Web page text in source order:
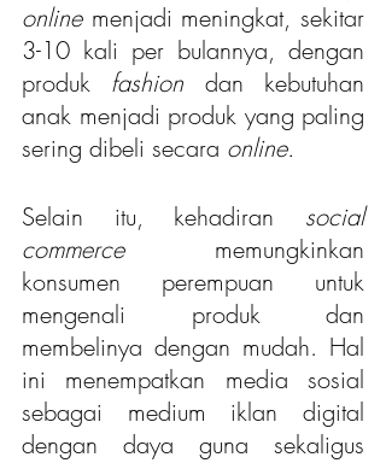
online menjadi meningkat, sekitar
3-10 kali per bulannya, dengan
produk fashion dan kebutuhan
anak menjadi produk yang paling
sering dibeli secara online.
Selain itu, kehadiran social
commerce memungkinkan
konsumen perempuan untuk
mengenali produk dan
membelinya dengan mudah. Hal
ini menempatkan media sosial
sebagai medium iklan digital
dengan daya guna sekaligus